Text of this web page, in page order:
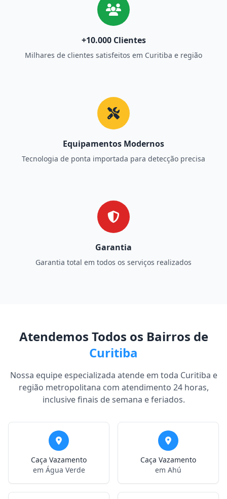
+10.000 Clientes
Milhares de clientes satisfeitos em Curitiba e região
Equipamentos Modernos
Tecnologia de ponta importada para detecção precisa
Garantia
Garantia total em todos os serviços realizados
Atendemos Todos os Bairros de
Curitiba
Nossa equipe especializada atende em toda Curitiba e
região metropolitana com atendimento 24 horas,
inclusive finais de semana e feriados.
Caça Vazamento
em Água Verde
Caça Vazamento
em Ahú